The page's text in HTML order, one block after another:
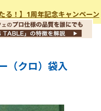
る！】1周年記念キャンペーン
（クロ）袋入